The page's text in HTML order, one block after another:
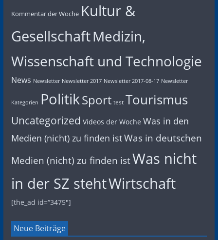
Kommentar der Woche Kultur &
GesellschaftMedizin,
Wissenschaft und Technologie
News Newsletter Newsletter 2017 Newsletter 2017-08-17 Newsletter
Kategorien PolitikSport test Tourismus
Uncategorized Videos der Woche Was in den
Medien (nicht) zu finden istWas in deutschen
Medien (nicht) zu finden istWas nicht
in der SZ stehtWirtschaft
[the_ad id=“3475″]
Neue Beiträge